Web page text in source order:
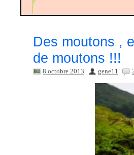
Des moutons ,
de moutons !!!
8 octobre 2013 gene11